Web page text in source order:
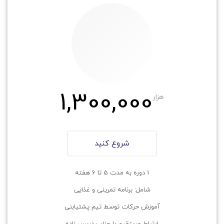
هزار 1,300,000
شروع کنید
1 دوره به مدت 5 تا 6 هفته
شامل: برنامه تمرینی و غذایی
آموزش حرکات توسط تیم پشتیابنی